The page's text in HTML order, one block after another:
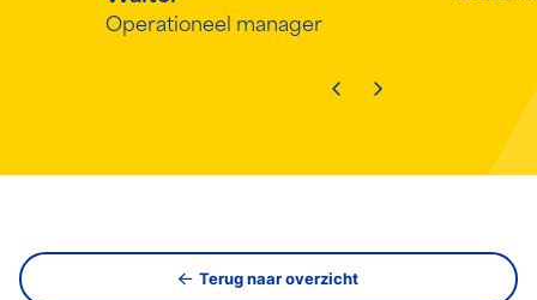
Operationeel manager
Ga naar vorige slide
Ga naar
Terug naar overzicht